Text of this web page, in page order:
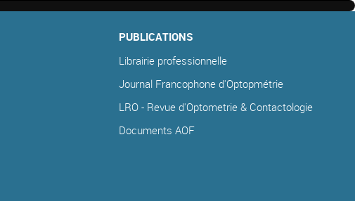
PUBLICATIONS
Librairie professionnelle
Journal Francophone d'Optopmétrie
LRO - Revue d'Optometrie & Contactologie
Documents AOF